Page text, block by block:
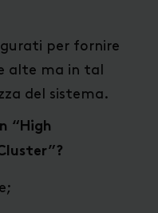
per fornire
alte ma in tal
del sistema.
“High